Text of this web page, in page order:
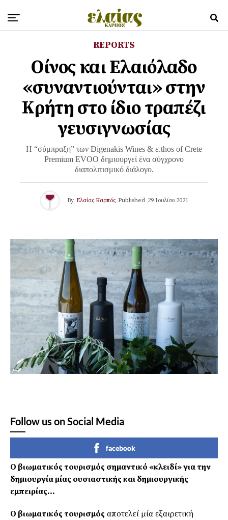
REPORTS
Οίνος και Ελαιόλαδο
«συναντιούνται» στην
Κρήτη στο ίδιο τραπέζι
γευσιγνωσίας
Η “σύμπραξη” των Digenakis Wines & ε.thos of Crete
Premium EVOO δημιουργεί ένα σύγχρονο
διαπολιτισμικό διάλογο.
By Ελαίας Καρπός Published 29 Ιουλίου 2021
Follow us on Social Media
facebook
Ο βιωματικός τουρισμός σημαντικό «κλειδί»για την
δημιουργία μίας ουσιαστικής και δημιουργικής
εμπειρίας…
Ο βιωματικός τουρισμός αποτελεί μία εξαιρετική